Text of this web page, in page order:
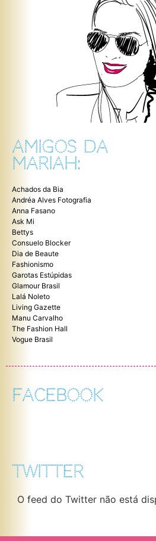
AMIGOS DA
MARIAH:
Achados da Bia
Andréa Alves Fotografia
Anna Fasano
Ask Mi
Bettys
Consuelo Blocker
Dia de Beaute
Fashionismo
Garotas Estúpidas
Glamour Brasil
Lalá Noleto
Living Gazette
Manu Carvalho
The Fashion Hall
Vogue Brasil
FACEBOOK
TWITTER
O feed do Twitter não está